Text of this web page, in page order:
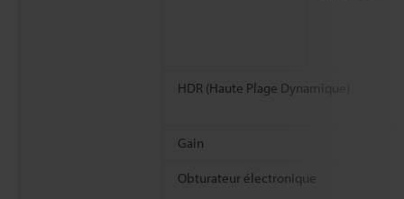
HDR (Haute Plage Dynamique)
Gain
Obturateur électronique